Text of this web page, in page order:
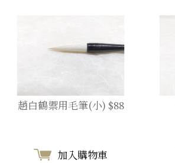
趙白鶴禦用毛筆(小) $88
加入購物車